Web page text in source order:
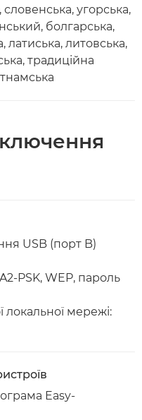
словенська, угорська,
болгарська,
латиська, литовська,
традиційна
USB (порт B)
PSK, WEP, пароль
локальної мережі:
Easy-